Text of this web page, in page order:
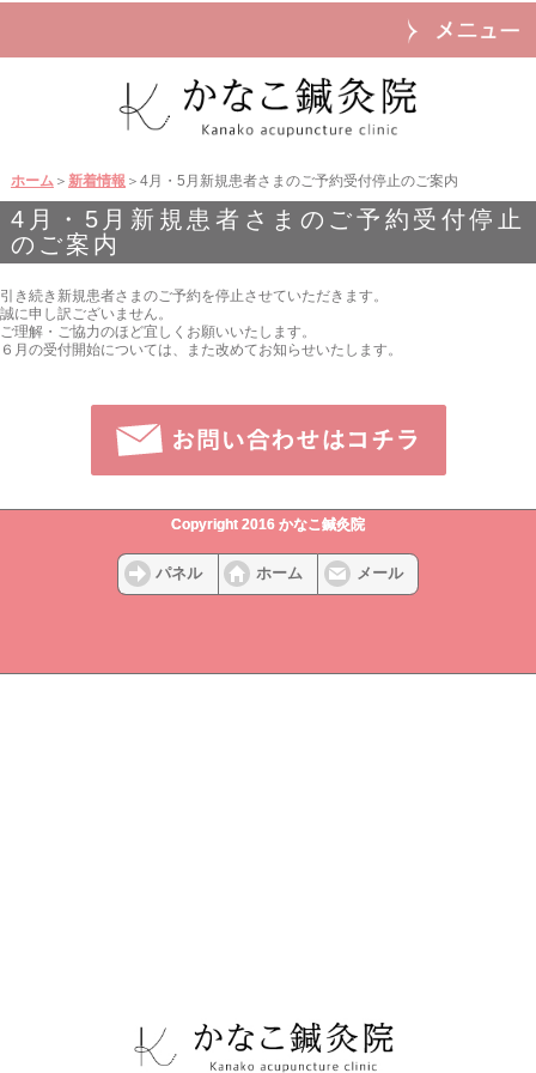
ホーム＞ 新着情報 ＞4月・5月新規患者さまのご予約受付停止のご案内
4月・5月新規患者さまのご予約受付停止
のご案内
引き続き新規患者さまのご予約を停止させていただきます。
誠に申し訳ございません。
ご理解・ご協力のほど宜しくお願いいたします。
６月の受付開始については、また改めてお知らせいたします。
Copyright 2016 かなこ鍼灸院
パネル ホーム メール